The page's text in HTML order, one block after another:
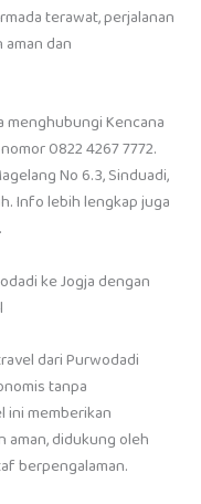
terawat, perjalanan
dan
menghubungi Kencana
0822 4267 7772.
No 6.3, Sinduadi,
Info lebih lengkap juga
ke Jogja dengan
dari Purwodadi
tanpa
ini memberikan
aman, didukung oleh
berpengalaman.